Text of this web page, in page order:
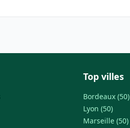
Top villes
Bordeaux (50)
Lyon (50)
Marseille (50)